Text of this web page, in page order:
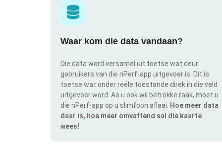
Waar kom die data vandaan?
Die data word versamel uit toetse wat deur
gebruikers van die nPerf-app uitgevoer is. Dit is
toetse wat onder reële toestande direk in die veld
uitgevoer word. As u ook wil betrokke raak, moet u
die nPerf-app op u slimfoon aflaai.
Hoe meer data
daar is, hoe meer omvattend sal die kaarte
wees!